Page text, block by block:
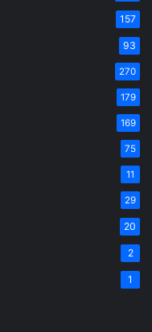
157
93
270
179
169
75
11
29
20
2
1